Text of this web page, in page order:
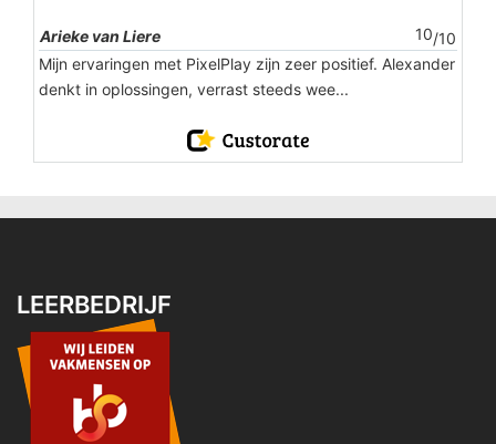
Arieke van Liere 10/10
Mijn ervaringen met PixelPlay zijn zeer positief. Alexander
denkt in oplossingen, verrast steeds wee...
LEERBEDRIJF